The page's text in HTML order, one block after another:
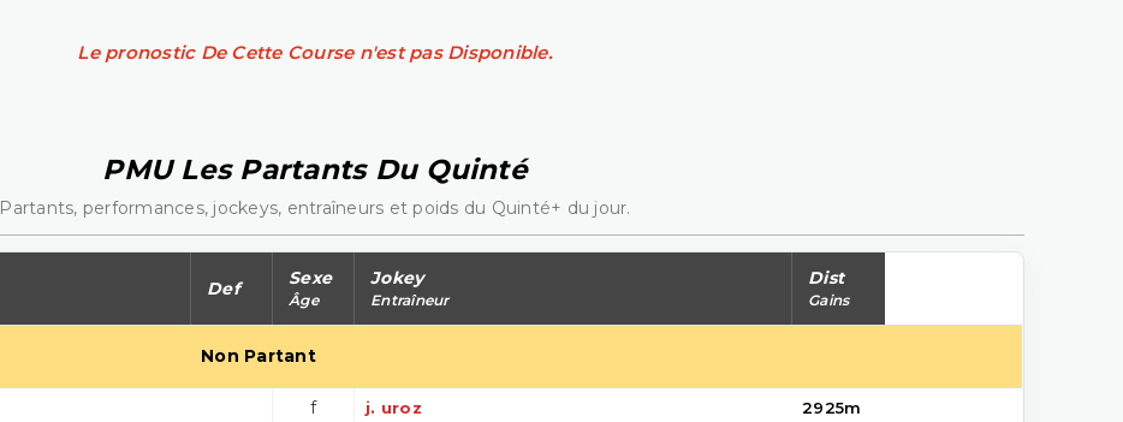
Le pronostic De Cette Course n'est pas Disponible.
PMU Les Partants Du Quinté
Partants, performances, jockeys, entraîneurs et poids du Quinté+ du jour.
Def Sexe
Âge
Jokey
Entraîneur
Dist
Gains
Non Partant
f
j. uroz
2925m